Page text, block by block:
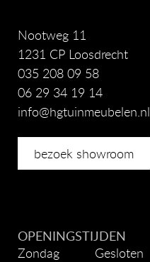
Nootweg 11
1231 CP Loosdrecht
035 208 09 58
06 29 34 19 14
info@hgtuinmeubelen.nl
bezoek showroom
OPENINGSTIJDEN
Zondag Gesloten